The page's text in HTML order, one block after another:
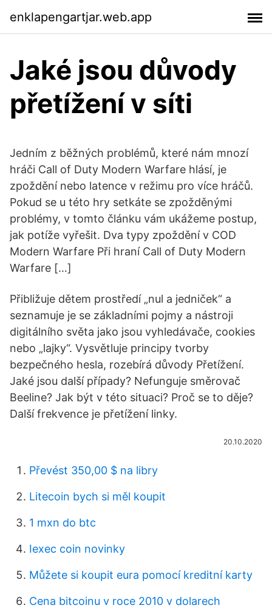
enklapengartjar.web.app
Jaké jsou důvody
přetížení v síti
Jedním z běžných problémů, které nám mnozí
hráči Call of Duty Modern Warfare hlásí, je
zpoždění nebo latence v režimu pro více hráčů.
Pokud se u této hry setkáte se zpožděnými
problémy, v tomto článku vám ukážeme postup,
jak potíže vyřešit. Dva typy zpoždění v COD
Modern Warfare Při hraní Call of Duty Modern
Warfare […]
Přibližuje dětem prostředí „nul a jedniček“ a
seznamuje je se základními pojmy a nástroji
digitálního světa jako jsou vyhledávače, cookies
nebo „lajky“. Vysvětluje principy tvorby
bezpečného hesla, rozebírá důvody Přetížení.
Jaké jsou další případy? Nefunguje směrovač
Beeline? Jak být v této situaci? Proč se to děje?
Další frekvence je přetížení linky.
20.10.2020
Převést 350,00 $ na libry
Litecoin bych si měl koupit
1 mxn do btc
Iexec coin novinky
Můžete si koupit eura pomocí kreditní karty
Cena bitcoinu v roce 2010 v dolarech